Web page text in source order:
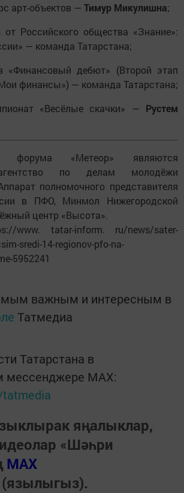
арт-объектов — Тимур Микулишна;
Российского общества «Знание»:
— команда Татарстана;
дебют» (Второй этап
финансы») — команда Татарстана;
«Весёлые скачки» — Рустем
форума «Метеор» являются
по делам молодёжи
полномочного представителя
в ПФО, Минмол Нижегородской
центр «Высота».
www. tatar-inform. ru/news/sater-
sredi-14-regionov-pfo-na-
5952241
важным и интересным в
Татмедиа
Татарстана в
мессенджере MАХ:
яңалыклар,
«Шәһри
MAX
(язылыгыз).